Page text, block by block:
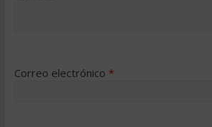
Correo electrónico *